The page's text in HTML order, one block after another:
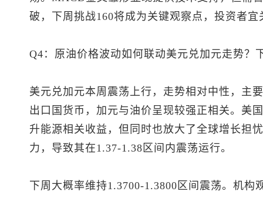
破，下周挑战160将成为关键观察点，投资者
Q4：原油价格波动如何联动美元兑加元走势？
美元兑加元本周震荡上行，走势相对中性，主
出口国货币，加元与油价呈现较强正相关。美
升能源相关收益，但同时也放大了全球增长担
力，导致其在1.37-1.38区间内震荡运行。
下周大概率维持1.3700-1.3800区间震荡。机